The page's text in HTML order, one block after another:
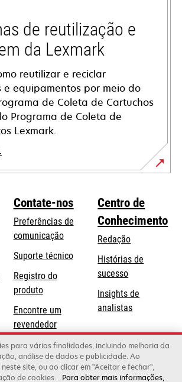
de reutilização e
da Lexmark
reutilizar e reciclar
e equipamentos por meio do
de Coleta de Cartuchos
Programa de Coleta de
Lexmark.
opens
new
Contate-nos
Preferências de
comunicação
Suporte técnicoopens
Registro do
produto
Encontre um
revendedor
Lista de
atacadistas
Centro de
Conhecimento
Redação
Histórias de
sucesso
Insights de
analistas
para várias finalidades, incluindo melhoria da
análise de dados e publicidade. Ao
site, ou ao clicar em "Aceitar e fechar",
de cookies.
Para obter mais informações,